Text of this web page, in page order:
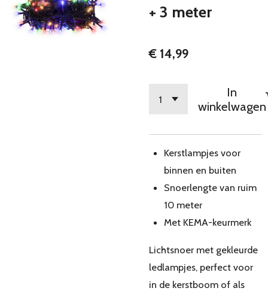
+ 3 meter
€ 14,99
In
winkelwagen
Kerstlampjes voor
binnen en buiten
Snoerlengte van ruim
10 meter
Met KEMA-keurmerk
Lichtsnoer met gekleurde
ledlampjes, perfect voor
in de kerstboom of als